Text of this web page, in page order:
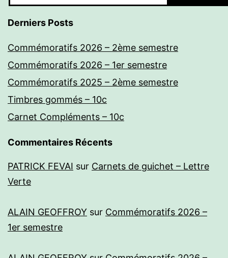
Derniers Posts
Commémoratifs 2026 – 2ème semestre
Commémoratifs 2026 – 1er semestre
Commémoratifs 2025 – 2ème semestre
Timbres gommés – 10c
Carnet Compléments – 10c
Commentaires Récents
PATRICK FEVAI sur Carnets de guichet – Lettre
Verte
ALAIN GEOFFROY sur Commémoratifs 2026 –
1er semestre